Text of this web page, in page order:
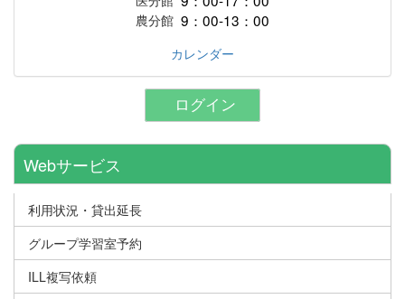
農分館 9：00-13：00
カレンダー
ログイン
Webサービス
利用状況・貸出延長
グループ学習室予約
ILL複写依頼